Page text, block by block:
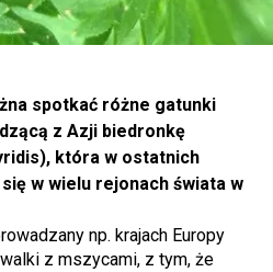
spotkać różne gatunki
z Azji biedronkę
która w ostatnich
w wielu rejonach świata w
np. krajach Europy
z mszycami, z tym, że